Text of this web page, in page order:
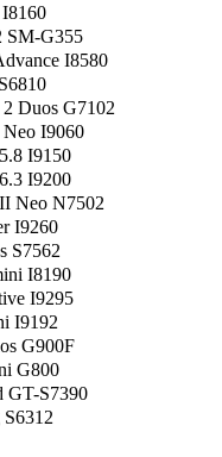
SM-G355
I8580
Duos G7102
Neo I9060
I9150
I9200
Neo N7502
I9260
S7562
I8190
I9295
I9192
G900F
G800
GT-S7390